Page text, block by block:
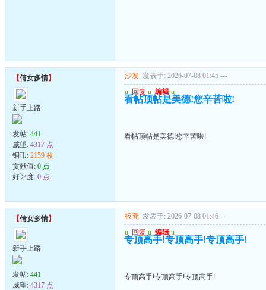
【倩女多情】
新手上路
发帖: 441
威望: 4317 点
铜币: 2159 枚
贡献值: 0 点
好评度: 0 点
沙发 发表于: 2026-07-08 01:45 ---
u 回复 u 编辑 u
看帖顶帖是美德!您辛苦啦!
看帖顶帖是美德!您辛苦啦!
【倩女多情】
新手上路
发帖: 441
威望: 4317 点
板凳 发表于: 2026-07-08 01:46 ---
u 回复 u 编辑 u
专顶高手!专顶高手!专顶高手!
专顶高手!专顶高手!专顶高手!